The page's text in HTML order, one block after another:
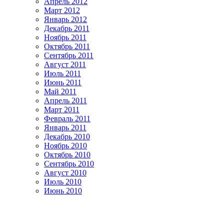
Март 2012
Январь 2012
Декабрь 2011
Ноябрь 2011
Октябрь 2011
Сентябрь 2011
Август 2011
Июль 2011
Июнь 2011
Май 2011
Апрель 2011
Март 2011
Февраль 2011
Январь 2011
Декабрь 2010
Ноябрь 2010
Октябрь 2010
Сентябрь 2010
Август 2010
Июль 2010
Июнь 2010